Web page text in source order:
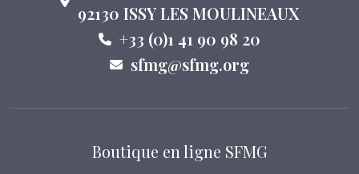
92130 ISSY LES MOULINEAUX
+33 (0)1 41 90 98 20
sfmg@sfmg.org
Boutique en ligne SFMG